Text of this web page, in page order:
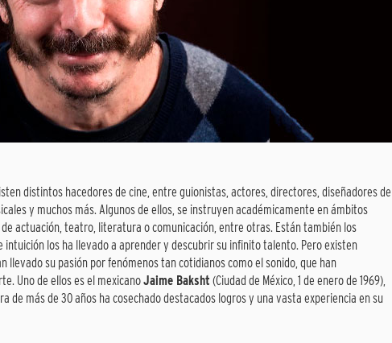
distintos hacedores de cine, entre guionistas, actores, directores, diseñadores de
y muchos más. Algunos de ellos, se instruyen académicamente en ámbitos
actuación, teatro, literatura o comunicación, entre otras. Están también los
intuición los ha llevado a aprender y descubrir su infinito talento. Pero existen
llevado su pasión por fenómenos tan cotidianos como el sonido, que han
Uno de ellos es el mexicanoJaime Baksht (Ciudad de México, 1 de enero de 1969),
de más de 30 años ha cosechado destacados logros y una vasta experiencia en su